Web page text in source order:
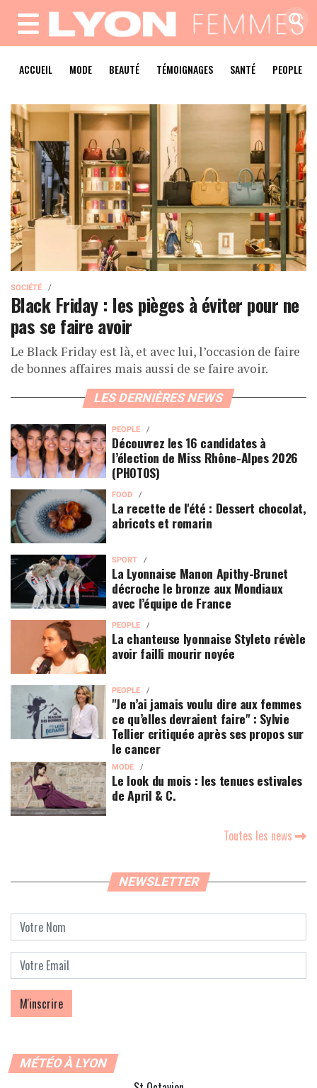
MENU
ACCUEIL MODE BEAUTÉ TÉMOIGNAGES SANTÉ PEOPLE
SOCIÉTÉ
Black Friday : les pièges à éviter pour ne
pas se faire avoir
Le Black Friday est là, et avec lui, l’occasion de faire
de bonnes affaires mais aussi de se faire avoir.
LES DERNIÈRES NEWS
PEOPLE
Découvrez les 16 candidates à
l’élection de Miss Rhône-Alpes 2026
(PHOTOS)
FOOD
La recette de l'été : Dessert chocolat,
abricots et romarin
SPORT
La Lyonnaise Manon Apithy-Brunet
décroche le bronze aux Mondiaux
avec l’équipe de France
PEOPLE
La chanteuse lyonnaise Styleto révèle
avoir failli mourir noyée
PEOPLE
"Je n’ai jamais voulu dire aux femmes
ce qu’elles devraient faire" : Sylvie
Tellier critiquée après ses propos sur
le cancer
MODE
Le look du mois : les tenues estivales
de April & C.
Toutes les news
NEWSLETTER
MÉTÉO À LYON